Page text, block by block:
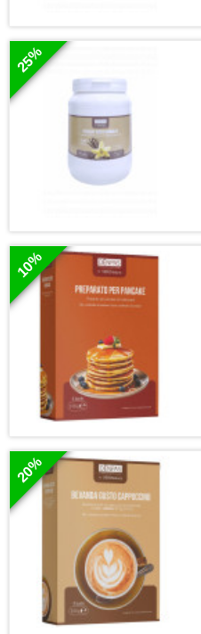
contenuto di proteine e basso
25%
contenuto di proteine e basso
10%
edulcoranti. Alto contenuto di
18,70 € 16,83 €
20%
18,70 € 14,96 €